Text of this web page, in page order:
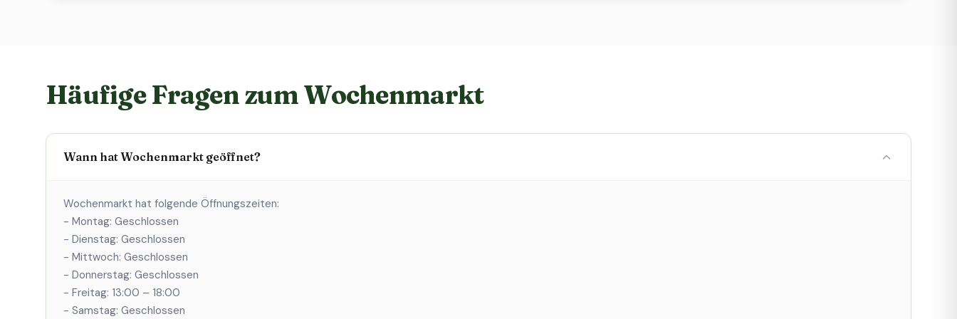
Häufige Fragen zum Wochenmarkt
Wann hat Wochenmarkt geöffnet?
Wochenmarkt hat folgende Öffnungszeiten:
- Montag: Geschlossen
- Dienstag: Geschlossen
- Mittwoch: Geschlossen
- Donnerstag: Geschlossen
- Freitag: 13:00 – 18:00
- Samstag: Geschlossen